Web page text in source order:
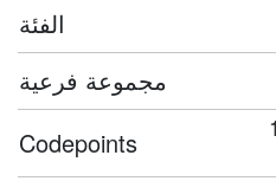
الفئة
مجموعة فرعية
Codepoints